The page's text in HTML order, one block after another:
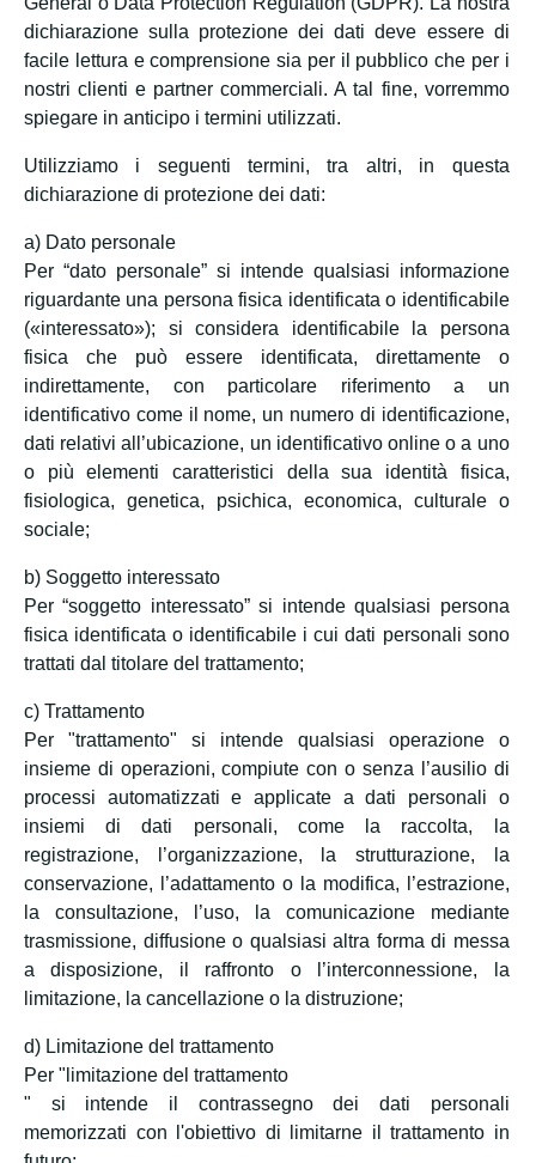
dichiarazione sulla protezione dei dati deve essere di
facile lettura e comprensione sia per il pubblico che per i
nostri clienti e partner commerciali. A tal fine, vorremmo
spiegare in anticipo i termini utilizzati.
Utilizziamo i seguenti termini, tra altri, in questa
dichiarazione di protezione dei dati:
a) Dato personale
Per “dato personale” si intende qualsiasi informazione
riguardante una persona fisica identificata o identificabile
(«interessato»); si considera identificabile la persona
fisica che può essere identificata, direttamente o
indirettamente, con particolare riferimento a un
identificativo come il nome, un numero di identificazione,
dati relativi all’ubicazione, un identificativo online o a uno
o più elementi caratteristici della sua identità fisica,
fisiologica, genetica, psichica, economica, culturale o
sociale;
b) Soggetto interessato
Per “soggetto interessato” si intende qualsiasi persona
fisica identificata o identificabile i cui dati personali sono
trattati dal titolare del trattamento;
c) Trattamento
Per "trattamento" si intende qualsiasi operazione o
insieme di operazioni, compiute con o senza l’ausilio di
processi automatizzati e applicate a dati personali o
insiemi di dati personali, come la raccolta, la
registrazione, l’organizzazione, la strutturazione, la
conservazione, l’adattamento o la modifica, l’estrazione,
la consultazione, l’uso, la comunicazione mediante
trasmissione, diffusione o qualsiasi altra forma di messa
a disposizione, il raffronto o l’interconnessione, la
limitazione, la cancellazione o la distruzione;
d) Limitazione del trattamento
Per "limitazione del trattamento
" si intende il contrassegno dei dati personali
memorizzati con l'obiettivo di limitarne il trattamento in